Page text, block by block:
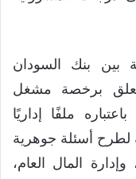
بين بنك السودان
برخصة مشغل
ملفًا إداريًا
لطرح أسئلة جوهرية
المال العام،